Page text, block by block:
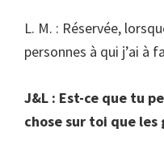
L. M. : Réservée,
personnes à qui j’ai à
J&L : Est-ce que tu
chose sur toi que les